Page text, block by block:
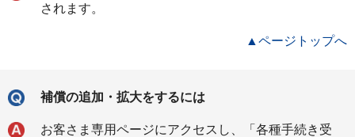
されます。
▲ページトップへ
補償の追加・拡大をするには
お客さま専用ページにアクセスし、「各種手続き受